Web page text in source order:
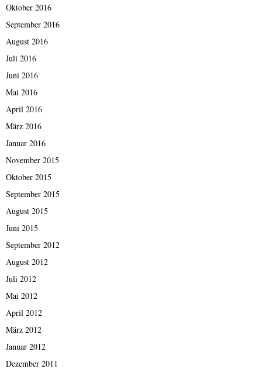
Oktober 2016
September 2016
August 2016
Juli 2016
Juni 2016
Mai 2016
April 2016
März 2016
Januar 2016
November 2015
Oktober 2015
September 2015
August 2015
Juni 2015
September 2012
August 2012
Juli 2012
Mai 2012
April 2012
März 2012
Januar 2012
Dezember 2011